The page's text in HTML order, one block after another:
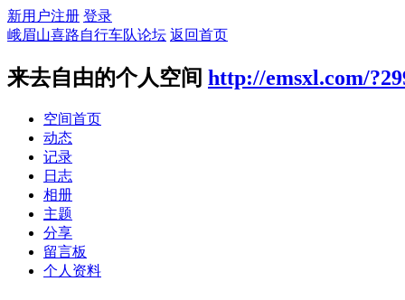
新用户注册 登录
峨眉山喜路自行车队论坛 返回首页
来去自由的个人空间 http://emsxl.com/
空间首页
动态
记录
日志
相册
主题
分享
留言板
个人资料